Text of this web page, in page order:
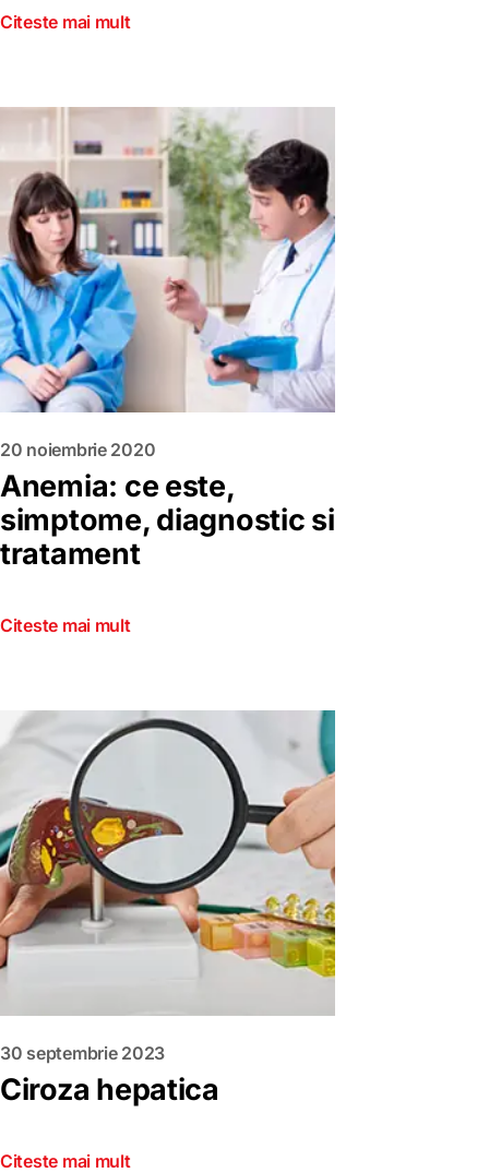
Citeste mai mult
20 noiembrie 2020
Anemia: ce este,
simptome, diagnostic si
tratament
Citeste mai mult
30 septembrie 2023
Ciroza hepatica
Citeste mai mult